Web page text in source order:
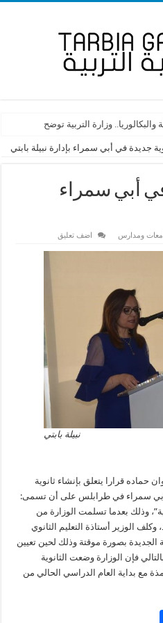
وزارة التربية توضح
جديدة في أبي سمراء بإدارة نبيلة بابتي
أبي سمراء
ومدارس اضف تعليق
نبيلة بابتي
حماده قرارا يتعلق بإنشاء ثانوية
سمراء في طرابلس على أن تسمى:
وذلك بعدما تسلمت الوزارة من
وكلف الوزير أستاذة التعليم الثانوي
الجديدة بصورة موقتة وذلك لحين تعيين
فإن الوزارة وضعت الثانوية
مع بداية العام الدراسي الحالي من